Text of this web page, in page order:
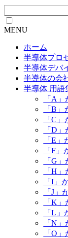
MENU
ホーム
半導体プロ
半導体デバ
半導体の会
半導体 用語
「A
「B
「C
「D
「E
「F
「G
「H
「I」
「J」
「K
「L
「N
「O